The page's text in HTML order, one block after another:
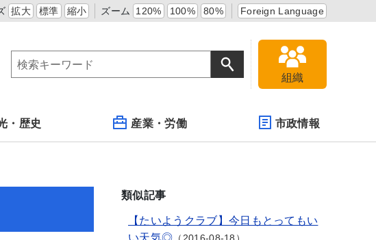
拡大 標準 縮小 ズーム 120% 100% 80% Foreign Language
組織
・歴史 産業・労働 市政情報
類似記事
【たいようクラブ】今日もとってもい
い天気◎